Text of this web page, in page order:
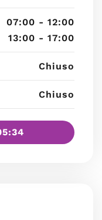
07:00 - 12:00
13:00 - 17:00
Chiuso
Chiuso